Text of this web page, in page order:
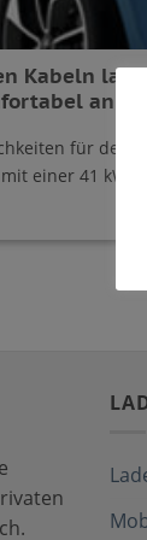
Kabeln
an
für den
einer 41 kWh